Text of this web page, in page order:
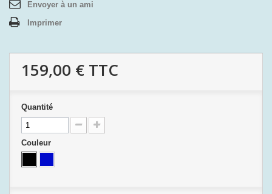
Envoyer à un ami
Imprimer
159,00 € TTC
Quantité
Couleur